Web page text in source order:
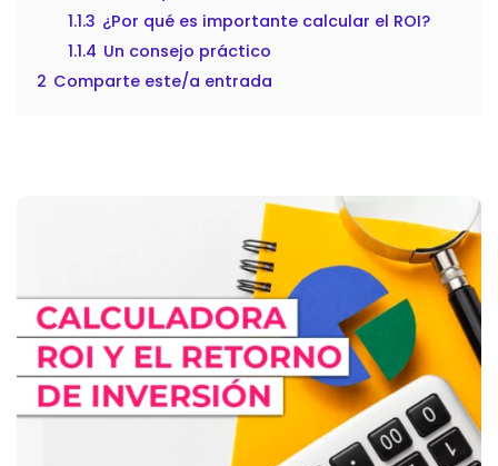
1.1.3 ¿Por qué es importante calcular el ROI?
1.1.4 Un consejo práctico
2 Comparte este/a entrada